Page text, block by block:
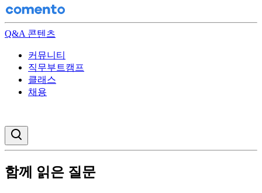
Q&A 콘텐츠
커뮤니티
직무부트캠프
클래스
채용
함께 읽은 질문